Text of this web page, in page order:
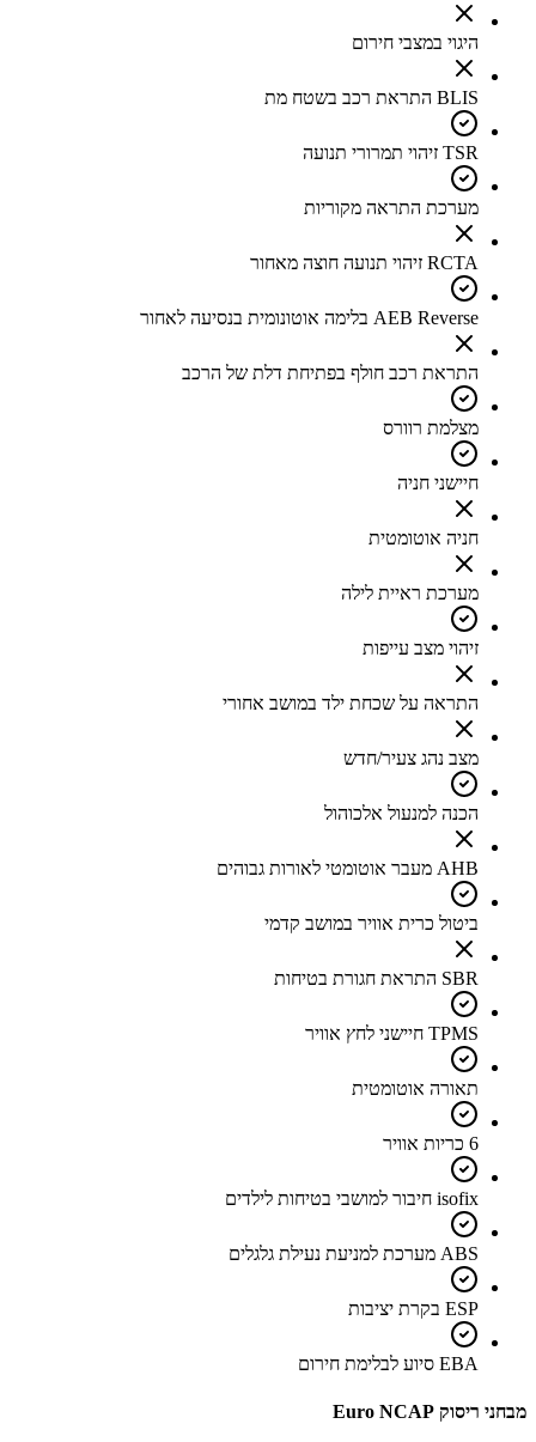
היגוי במצבי חירום
BLIS התראת רכב בשטח מת
TSR זיהוי תמרורי תנועה
מערכת התראה מקוריות
RCTA זיהוי תנועה חוצה מאחור
AEB Reverse בלימה אוטונומית בנסיעה לאחור
התראת רכב חולף בפתיחת דלת של הרכב
מצלמת רוורס
חיישני חניה
חניה אוטומטית
מערכת ראיית לילה
זיהוי מצב עייפות
התראה על שכחת ילד במושב אחורי
מצב נהג צעיר/חדש
הכנה למנעול אלכוהול
AHB מעבר אוטומטי לאורות גבוהים
ביטול כרית אוויר במושב קדמי
SBR התראת חגורת בטיחות
TPMS חיישני לחץ אוויר
תאורה אוטומטית
6 כריות אוויר
isofix חיבור למושבי בטיחות לילדים
ABS מערכת למניעת נעילת גלגלים
ESP בקרת יציבות
EBA סיוע לבלימת חירום
מבחני ריסוק Euro NCAP